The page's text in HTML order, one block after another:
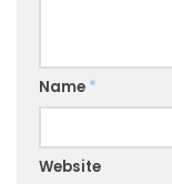
Name *
Website